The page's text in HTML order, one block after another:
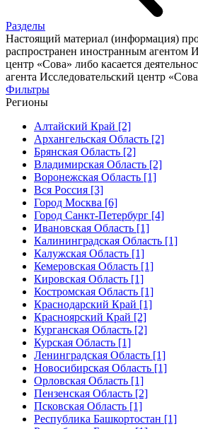
Разделы
Настоящий материал (информация)
распространен иностранным агентом
центр «Сова» либо касается
агента Исследовательский центр
Фильтры
Регионы
Алтайский Край [2]
Архангельская Область [2]
Брянская Область [2]
Владимирская Область [2]
Воронежская Область [1]
Вся Россия [3]
Город Москва [6]
Город Санкт-Петербург [4]
Ивановская Область [1]
Калининградская Область [1]
Калужская Область [1]
Кемеровская Область [1]
Кировская Область [1]
Костромская Область [1]
Краснодарский Край [1]
Красноярский Край [2]
Курганская Область [2]
Курская Область [1]
Ленинградская Область [1]
Новосибирская Область [1]
Орловская Область [1]
Пензенская Область [2]
Псковская Область [1]
Республика Башкортостан [1]